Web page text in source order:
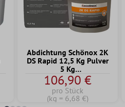
Abdichtung Schönox 2K
DS Rapid 12,5 Kg Pulver
5 Kg
Dispersionskomponente
106,90 €
pro Stück
(kg = 6,68 €)